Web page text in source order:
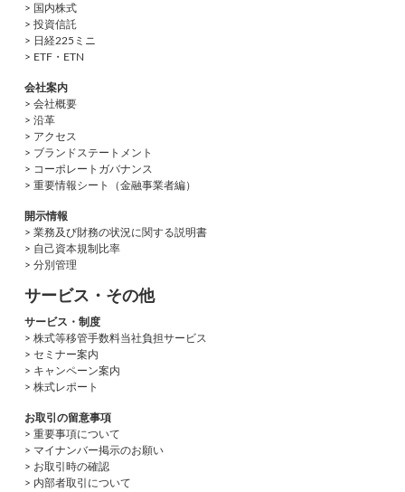
> 国内株式
> 投資信託
> 日経225ミニ
> ETF・ETN
会社案内
> 会社概要
> 沿革
> アクセス
> ブランドステートメント
> コーポレートガバナンス
> 重要情報シート（金融事業者編）
開示情報
> 業務及び財務の状況に関する説明書
> 自己資本規制比率
> 分別管理
サービス・その他
サービス・制度
> 株式等移管手数料当社負担サービス
> セミナー案内
> キャンペーン案内
> 株式レポート
お取引の留意事項
> 重要事項について
> マイナンバー掲示のお願い
> お取引時の確認
> 内部者取引について